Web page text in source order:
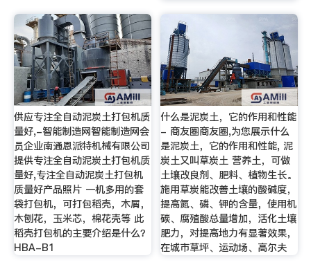
供应专注全自动泥炭土打包机质
量好,-智能制造网智能制造网会
员企业南通恩派特机械有限公司
提供专注全自动泥炭土打包机质
量好,专注全自动泥炭土打包机
质量好产品照片 一机多用的套
袋打包机，可打包稻壳，木屑，
木刨花，玉米芯，棉花壳等 此
稻壳打包机的主要介绍是什么？
HBA-B1
什么是泥炭土，它的作用和性能
- 商友圈商友圈,为您展示什么
是泥炭土，它的作用和性能, 泥
炭土又叫草炭土 营养土，可做
土壤改良剂、肥料、植物生长。
施用草炭能改善土壤的酸碱度，
提高氮、磷、钾的含量，使用机
碳、腐殖酸总量增加，活化土壤
肥力，对提高地力有显著效果，
在城市草坪、运动场、高尔夫